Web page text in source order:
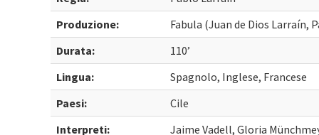
Produzione:
Fabula (Juan de Dios Larraín,
Durata:
110’
Lingua:
Spagnolo, Inglese, Francese
Paesi:
Cile
Interpreti:
Jaime Vadell, Gloria